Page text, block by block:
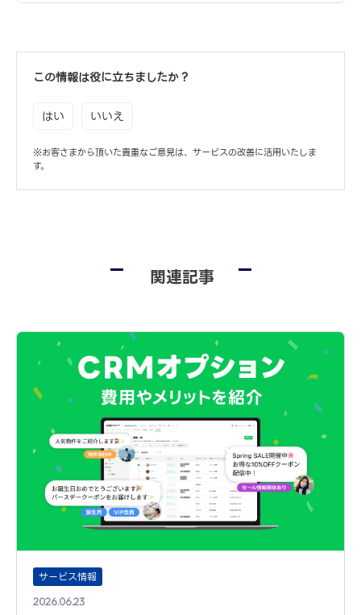
この情報は役に立ちましたか？
はい いいえ
※お客さまから頂いた貴重なご意見は、サービスの改善に活用いたしま
す。
関連記事
サービス情報
2026.06.23